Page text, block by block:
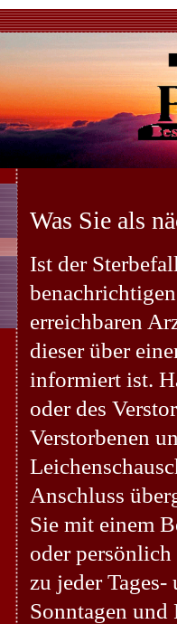
Was Sie als
Ist der
erreichbaren
dieser über
informiert ist.
oder des
Verstorbenen
Anschluss
Sie mit einem
oder
zu jeder Tages-
Sonntagen und